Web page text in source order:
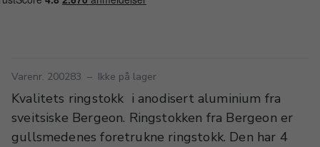
Varenr. 200283 – Ikke på lager
Kvalitets ringstokk i anodisert aluminium fra
sveitsiske Bergeon. Ringstokken fra Bergeon er
gullsmedenes foretrukne ringstokk. Den har 4